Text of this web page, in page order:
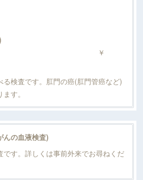
検査です。肛門の癌(肛門管癌など)
す。
んの血液検査)
す。詳しくは事前外来でお尋ねくだ